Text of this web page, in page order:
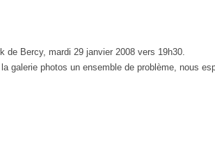
de Bercy, mardi 29 janvier 2008 vers 19h30.
galerie photos un ensemble de problème, nous